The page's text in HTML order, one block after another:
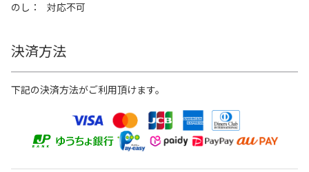
のし
対応不可
決済方法
下記の決済方法がご利用頂けます。